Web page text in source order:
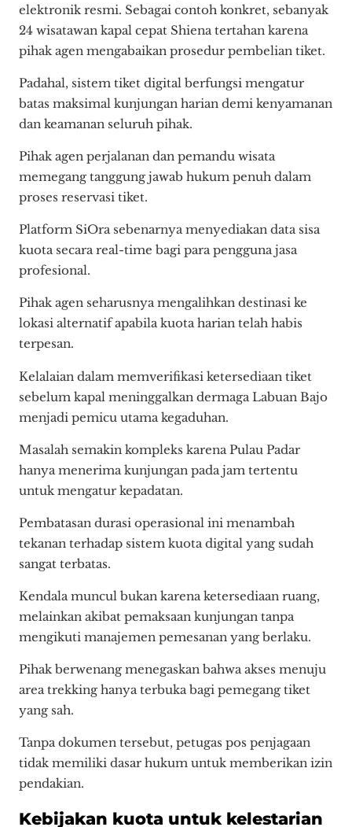
elektronik resmi. Sebagai contoh konkret, sebanyak
24 wisatawan kapal cepat Shiena tertahan karena
pihak agen mengabaikan prosedur pembelian tiket.
Padahal, sistem tiket digital berfungsi mengatur
batas maksimal kunjungan harian demi kenyamanan
dan keamanan seluruh pihak.
Pihak agen perjalanan dan pemandu wisata
memegang tanggung jawab hukum penuh dalam
proses reservasi tiket.
Platform SiOra sebenarnya menyediakan data sisa
kuota secara real-time bagi para pengguna jasa
profesional.
Pihak agen seharusnya mengalihkan destinasi ke
lokasi alternatif apabila kuota harian telah habis
terpesan.
Kelalaian dalam memverifikasi ketersediaan tiket
sebelum kapal meninggalkan dermaga Labuan Bajo
menjadi pemicu utama kegaduhan.
Masalah semakin kompleks karena Pulau Padar
hanya menerima kunjungan pada jam tertentu
untuk mengatur kepadatan.
Pembatasan durasi operasional ini menambah
tekanan terhadap sistem kuota digital yang sudah
sangat terbatas.
Kendala muncul bukan karena ketersediaan ruang,
melainkan akibat pemaksaan kunjungan tanpa
mengikuti manajemen pemesanan yang berlaku.
Pihak berwenang menegaskan bahwa akses menuju
area trekking hanya terbuka bagi pemegang tiket
yang sah.
Tanpa dokumen tersebut, petugas pos penjagaan
tidak memiliki dasar hukum untuk memberikan izin
pendakian.
Kebijakan kuota untuk kelestarian